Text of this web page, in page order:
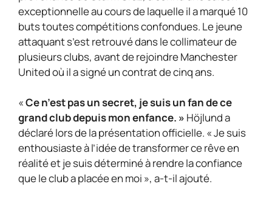
exceptionnelle au cours de laquelle il a marqué 10
buts toutes compétitions confondues. Le jeune
attaquant s’est retrouvé dans le collimateur de
plusieurs clubs, avant de rejoindre Manchester
United où il a signé un contrat de cinq ans.
«Ce n’est pas un secret, je suis un fan de ce
grand club depuis mon enfance. » Höjlund a
déclaré lors de la présentation officielle. « Je suis
enthousiaste à l’idée de transformer ce rêve en
réalité et je suis déterminé à rendre la confiance
que le club a placée en moi », a-t-il ajouté.